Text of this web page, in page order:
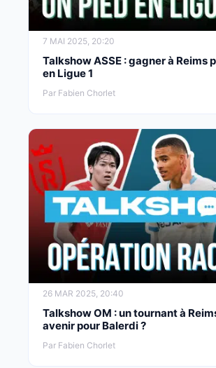
7 MAI 2025, 20:20
Talkshow ASSE : gagner à Reims
en Ligue 1
Par Fabien Chorlet
26 MAR 2025, 20:40
Talkshow OM : un tournant à
avenir pour Balerdi ?
Par Fabien Chorlet